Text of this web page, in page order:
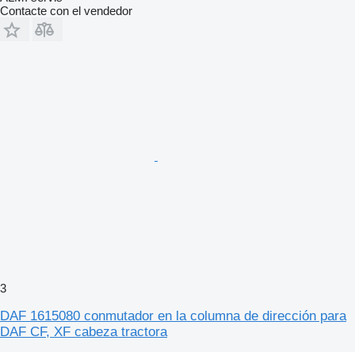
Contacte con el vendedor
3
DAF 1615080 conmutador en la columna de dirección para
DAF CF, XF cabeza tractora